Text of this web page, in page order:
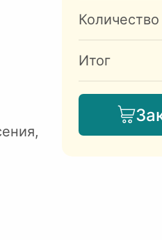
Количество
Итог